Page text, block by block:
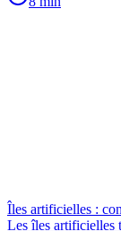
Îles artificielles :
Les îles artificielles